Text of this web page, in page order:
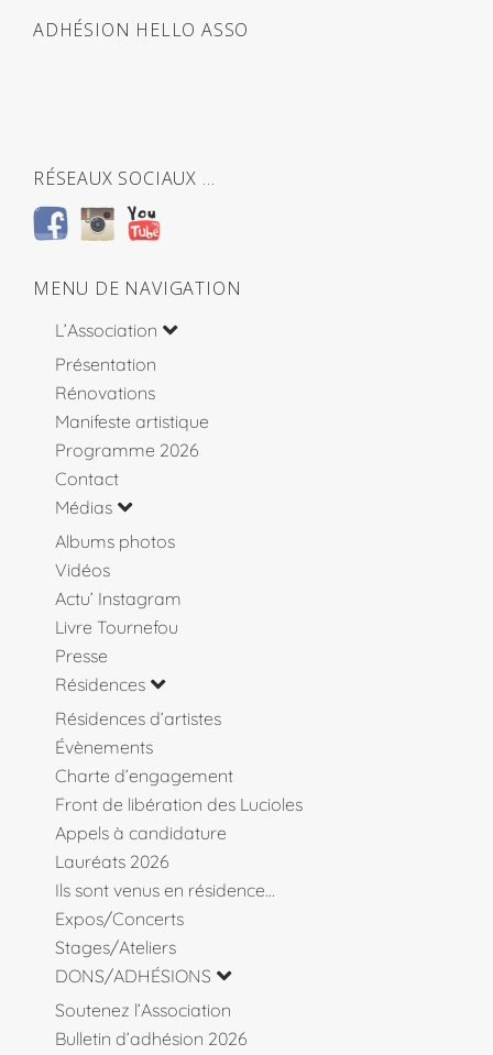
ADHÉSION HELLO ASSO
RÉSEAUX SOCIAUX …
MENU DE NAVIGATION
L’Association
Présentation
Rénovations
Manifeste artistique
Programme 2026
Contact
Médias
Albums photos
Vidéos
Actu’ Instagram
Livre Tournefou
Presse
Résidences
Résidences d’artistes
Évènements
Charte d’engagement
Front de libération des Lucioles
Appels à candidature
Lauréats 2026
Ils sont venus en résidence…
Expos/Concerts
Stages/Ateliers
DONS/ADHÉSIONS
Soutenez l’Association
Bulletin d’adhésion 2026